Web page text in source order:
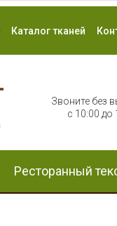
Каталог тканей
Звоните без
с 10:00 до
Ресторанный